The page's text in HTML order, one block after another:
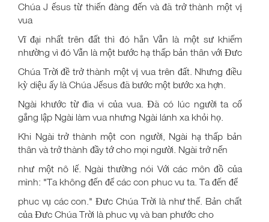
Chúa J ếsus từ thiến đàng đến và đã trở thành một vị
vua
Vĩ đại nhất trên đất thì đó hẳn Vẫn là một sư khiếm
nhường vì đó Vẫn là một bước hạ thấp bản thân với Đưc
Chúa Trời đề trở thành một vị vua trên đất. Nhưng điều
kỳ diệu ấy là Chúa Jếsus đã bước một bước xa hợn.
Ngài khước từ đia vi của vua. Đã có lúc người ta cố
gắng lập Ngài làm vua nhưng Ngài lánh xa khỏi họ.
Khi Ngài trở thành một con người, Ngài hạ thấp bản
thân và trở thành đầy tớ cho mọi người. Ngài trở nến
như một nô lế. Ngài thường nói Với các môn đồ của
mình: "Ta không đến để các con phuc vu ta. Ta đến để
phuc vụ các con." Đưc Chúa Trời là như thế. Bản chất
của Đưc Chúa Trời là phuc vụ và ban phước cho